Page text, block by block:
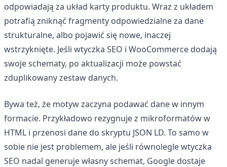
odpowiadają za układ karty produktu. Wraz z układem
potrafią zniknąć fragmenty odpowiedzialne za dane
strukturalne, albo pojawić się nowe, inaczej
wstrzyknięte. Jeśli wtyczka SEO i WooCommerce dodają
swoje schematy, po aktualizacji może powstać
zduplikowany zestaw danych.
Bywa też, że motyw zaczyna podawać dane w innym
formacie. Przykładowo rezygnuje z mikroformatów w
HTML i przenosi dane do skryptu JSON LD. To samo w
sobie nie jest problemem, ale jeśli równolegle wtyczka
SEO nadal generuje własny schemat, Google dostaje